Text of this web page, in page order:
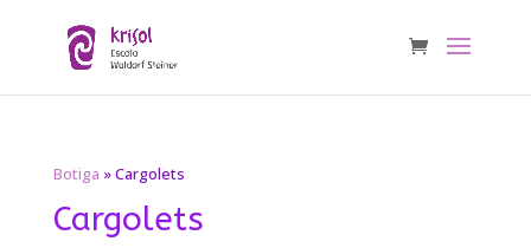
Botiga » Cargolets
Cargolets